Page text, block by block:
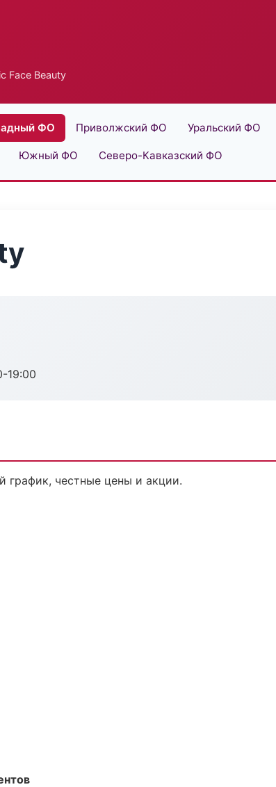
Face Beauty
ФО Приволжский ФО Уральский ФО
Южный ФО Северо-Кавказский ФО
19:00
график, честные цены и акции.